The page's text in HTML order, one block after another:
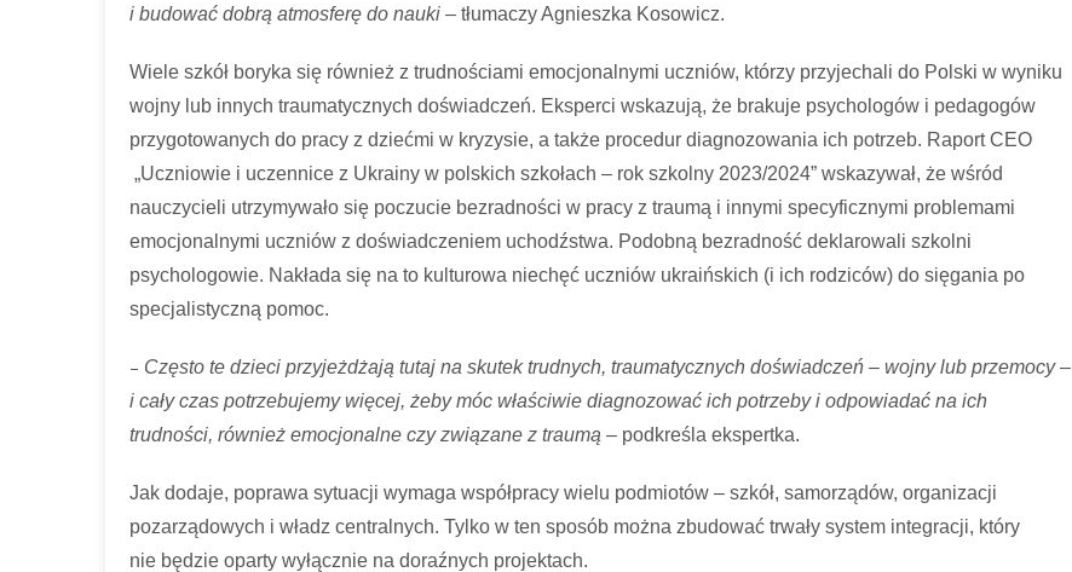
i budować dobrą atmosferę do nauki – tłumaczy Agnieszka Kosowicz.
Wiele szkół boryka się również z trudnościami emocjonalnymi uczniów, którzy przyjechali do Polski w wyniku
wojny lub innych traumatycznych doświadczeń. Eksperci wskazują, że brakuje psychologów i pedagogów
przygotowanych do pracy z dziećmi w kryzysie, a także procedur diagnozowania ich potrzeb. Raport CEO
„Uczniowie i uczennice z Ukrainy w polskich szkołach – rok szkolny 2023/2024” wskazywał, że wśród
nauczycieli utrzymywało się poczucie bezradności w pracy z traumą i innymi specyficznymi problemami
emocjonalnymi uczniów z doświadczeniem uchodźstwa. Podobną bezradność deklarowali szkolni
psychologowie. Nakłada się na to kulturowa niechęć uczniów ukraińskich (i ich rodziców) do sięgania po
specjalistyczną pomoc.
– Często te dzieci przyjeżdżają tutaj na skutek trudnych, traumatycznych doświadczeń – wojny lub przemocy –
i cały czas potrzebujemy więcej, żeby móc właściwie diagnozować ich potrzeby i odpowiadać na ich
trudności, również emocjonalne czy związane z traumą – podkreśla ekspertka.
Jak dodaje, poprawa sytuacji wymaga współpracy wielu podmiotów – szkół, samorządów, organizacji
pozarządowych i władz centralnych. Tylko w ten sposób można zbudować trwały system integracji, który
nie będzie oparty wyłącznie na doraźnych projektach.